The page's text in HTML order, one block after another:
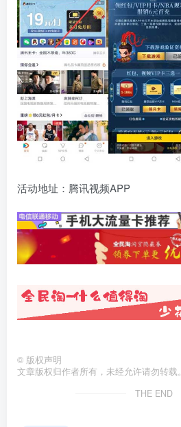
活动地址：腾讯视频APP
© 版权声明
文章版权归作者所有，未经允许请勿转载。
THE END